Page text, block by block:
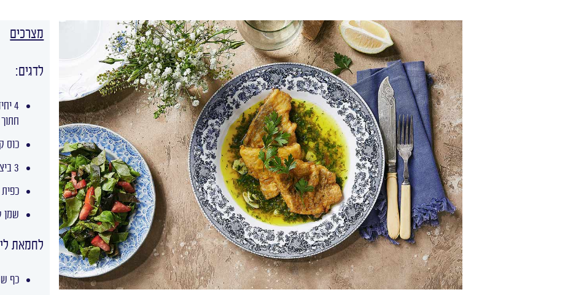
מצרכים
לדגים:
4
חתוך ל-3
כוס
3 ביצים
שמן
לחמאת
כף